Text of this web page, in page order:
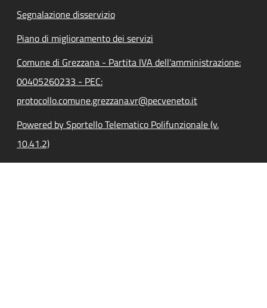
Segnalazione disservizio
Piano di miglioramento dei servizi
Comune di Grezzana - Partita IVA dell'amministrazione:
00405260233 - PEC:
protocollo.comune.grezzana.vr@pecveneto.it
Powered by Sportello Telematico Polifunzionale (v.
10.41.2)